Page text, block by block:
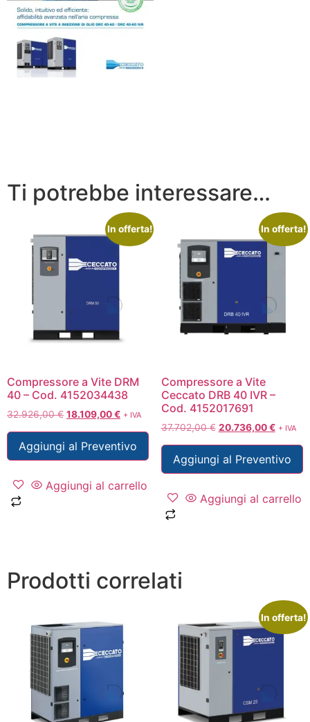
Ti potrebbe interessare…
In offerta!
Compressore a Vite DRM
40 – Cod. 4152034438
32.926,00€ 18.109,00€ + IVA
Aggiungi al Preventivo
Aggiungi al carrello
In offerta!
Compressore a Vite
Ceccato DRB 40 IVR –
Cod. 4152017691
37.702,00€ 20.736,00€ + IVA
Aggiungi al Preventivo
Aggiungi al carrello
Prodotti correlati
In offerta!